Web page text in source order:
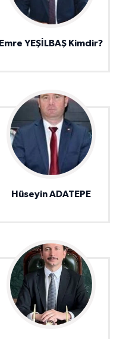
Emre YEŞİLBAŞ Kimdir?
Hüseyin ADATEPE